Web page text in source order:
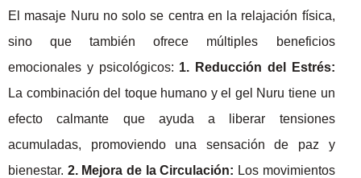
El masaje Nuru no solo se centra en la relajación física,
sino que también ofrece múltiples beneficios
emocionales y psicológicos: 1. Reducción del Estrés:
La combinación del toque humano y el gel Nuru tiene un
efecto calmante que ayuda a liberar tensiones
acumuladas, promoviendo una sensación de paz y
bienestar. 2. Mejora de la Circulación: Los movimientos